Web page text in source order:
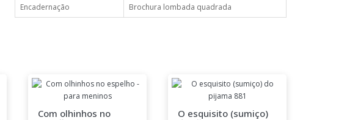
Encadernação
Brochura lombada quadrada
Com olhinhos no
O esquisito (sumiço)